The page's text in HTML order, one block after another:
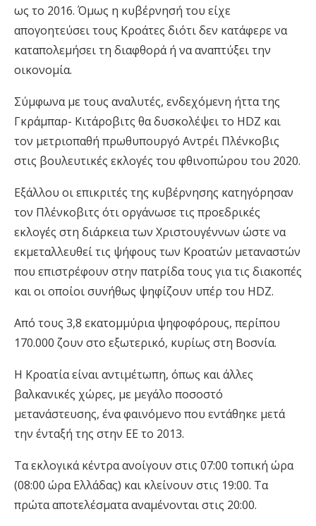
ως το 2016. Όμως η κυβέρνησή του είχε
απογοητεύσει τους Κροάτες διότι δεν κατάφερε να
καταπολεμήσει τη διαφθορά ή να αναπτύξει την
οικονομία.
Σύμφωνα με τους αναλυτές, ενδεχόμενη ήττα της
Γκράμπαρ- Κιτάροβιτς θα δυσκολέψει το HDZ και
τον μετριοπαθή πρωθυπουργό Αντρέι Πλένκοβις
στις βουλευτικές εκλογές του φθινοπώρου του 2020.
Εξάλλου οι επικριτές της κυβέρνησης κατηγόρησαν
τον Πλένκοβιτς ότι οργάνωσε τις προεδρικές
εκλογές στη διάρκεια των Χριστουγέννων ώστε να
εκμεταλλευθεί τις ψήφους των Κροατών μεταναστών
που επιστρέφουν στην πατρίδα τους για τις διακοπές
και οι οποίοι συνήθως ψηφίζουν υπέρ του HDZ.
Από τους 3,8 εκατομμύρια ψηφοφόρους, περίπου
170.000 ζουν στο εξωτερικό, κυρίως στη Βοσνία.
Η Κροατία είναι αντιμέτωπη, όπως και άλλες
βαλκανικές χώρες, με μεγάλο ποσοστό
μετανάστευσης, ένα φαινόμενο που εντάθηκε μετά
την ένταξή της στην ΕΕ το 2013.
Τα εκλογικά κέντρα ανοίγουν στις 07:00 τοπική ώρα
(08:00 ώρα Ελλάδας) και κλείνουν στις 19:00. Τα
πρώτα αποτελέσματα αναμένονται στις 20:00.